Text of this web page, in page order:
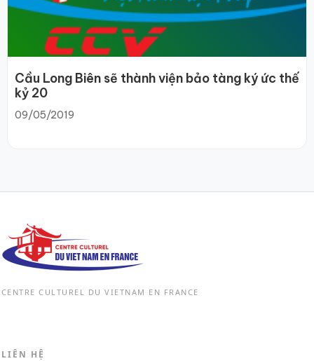
Cầu Long Biên sẽ thành viện bảo tàng ký ức thế
kỷ 20
09/05/2019
CENTRE CULTUREL DU VIETNAM EN FRANCE
LIÊN HỆ